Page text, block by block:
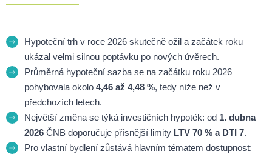
Hypoteční trh v roce 2026 skutečně ožil a začátek roku
ukázal velmi silnou poptávku po nových úvěrech.
Průměrná hypoteční sazba se na začátku roku 2026
pohybovala okolo 4,46 až 4,48 %, tedy níže než v
předchozích letech.
Největší změna se týká investičních hypoték: od 1. dubna
2026 ČNB doporučuje přísnější limity LTV 70 % a DTI 7.
Pro vlastní bydlení zůstává hlavním tématem dostupnost: